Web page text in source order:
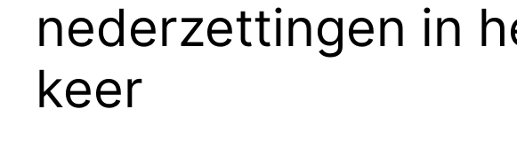
nederzettingen in
keer